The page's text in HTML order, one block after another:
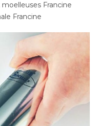
Francine
Francine